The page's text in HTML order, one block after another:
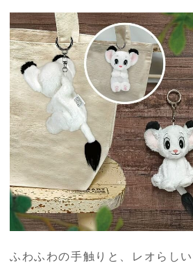
ふわふわの手触りと、レオらし